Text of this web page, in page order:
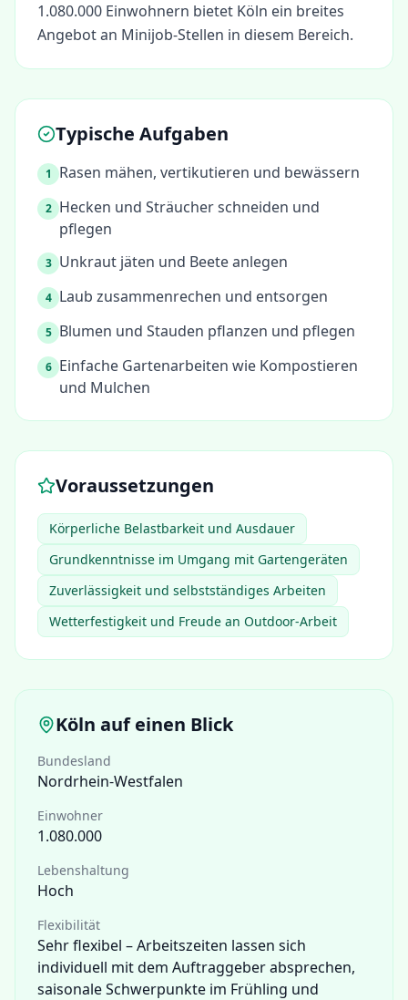
1.080.000 Einwohnern bietet Köln ein breites
Angebot an Minijob-Stellen in diesem Bereich.
Typische Aufgaben
1 Rasen mähen, vertikutieren und bewässern
2 Hecken und Sträucher schneiden und
pflegen
3 Unkraut jäten und Beete anlegen
4 Laub zusammenrechen und entsorgen
5 Blumen und Stauden pflanzen und pflegen
6 Einfache Gartenarbeiten wie Kompostieren
und Mulchen
Voraussetzungen
Körperliche Belastbarkeit und Ausdauer
Grundkenntnisse im Umgang mit Gartengeräten
Zuverlässigkeit und selbstständiges Arbeiten
Wetterfestigkeit und Freude an Outdoor-Arbeit
Köln auf einen Blick
Bundesland
Nordrhein-Westfalen
Einwohner
1.080.000
Lebenshaltung
Hoch
Flexibilität
Sehr flexibel – Arbeitszeiten lassen sich
individuell mit dem Auftraggeber absprechen,
saisonale Schwerpunkte im Frühling und